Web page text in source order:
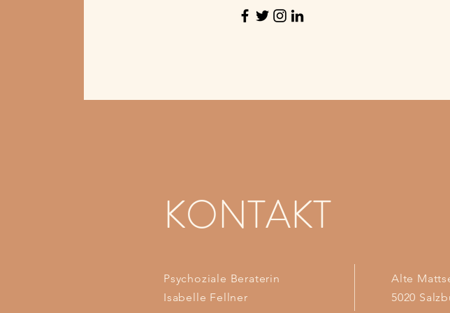
KONTAKT
Psychoziale Beraterin
Isabelle Fellner
Alte
5020